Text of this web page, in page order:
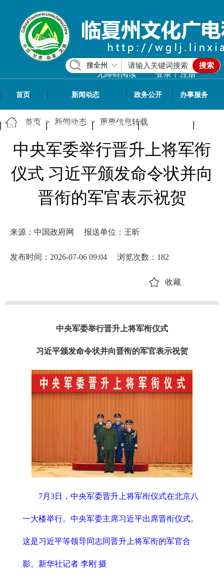
无障碍阅读 登录 | 注册
搜全州 搜索
首页 新闻动态 政务公开 办事服务
政民互动 专题专栏 信息共享
首页 > 新闻动态 > 重要信息转载
中央军委举行晋升上将军衔
仪式 习近平颁发命令状并向
晋衔的军官表示祝贺
来源：中国政府网 报送单位：王昕
发布时间：2026-07-06 09:04 浏览次数： 182
收藏
中央军委举行晋升上将军衔仪式
习近平颁发命令状并向晋衔的军官表示祝贺
7月3日，中央军委晋升上将军衔仪式在北京八
一大楼举行。中央军委主席习近平出席晋衔仪式。
这是习近平等领导同志同晋升上将军衔的军官合
影。新华社记者 李刚 摄